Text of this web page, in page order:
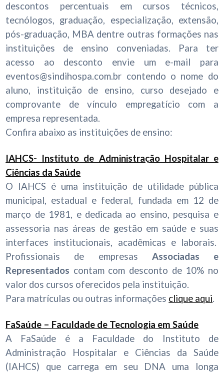
descontos percentuais em cursos técnicos,
tecnólogos, graduação, especialização, extensão,
pós-graduação, MBA dentre outras formações nas
instituições de ensino conveniadas. Para ter
acesso ao desconto envie um e-mail para
eventos@sindihospa.com.br contendo o nome do
aluno, instituição de ensino, curso desejado e
comprovante de vínculo empregatício com a
empresa representada.
Confira abaixo as instituições de ensino:
IAHCS- Instituto de Administração Hospitalar e
Ciências da Saúde
O IAHCS é uma instituição de utilidade pública
municipal, estadual e federal, fundada em 12 de
março de 1981, e dedicada ao ensino, pesquisa e
assessoria nas áreas de gestão em saúde e suas
interfaces institucionais, acadêmicas e laborais.
Profissionais de empresas Associadas e
Representados contam com desconto de 10% no
valor dos cursos oferecidos pela instituição.
Para matrículas ou outras informações clique aqui.
FaSaúde – Faculdade de Tecnologia em Saúde
A FaSaúde é a Faculdade do Instituto de
Administração Hospitalar e Ciências da Saúde
(IAHCS) que carrega em seu DNA uma longa